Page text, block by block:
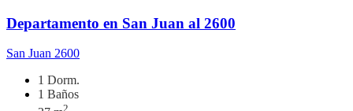
Departamento en San Juan al 2600
San Juan 2600
1 Dorm.
1 Baños
2